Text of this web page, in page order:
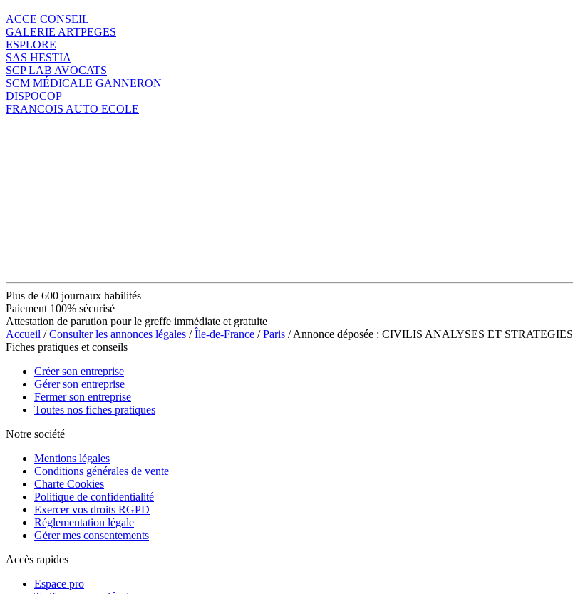
ACCE CONSEIL
GALERIE ARTPEGES
ESPLORE
SAS HESTIA
SCP LAB AVOCATS
SCM MÉDICALE GANNERON
DISPOCOP
FRANCOIS AUTO ECOLE
Plus de 600 journaux habilités
Paiement 100% sécurisé
Attestation de parution pour le greffe immédiate et gratuite
Accueil /Consulter les annonces légales /Île-de-France /Paris / Annonce déposée : CIVILIS ANALYSES ET STRATEGIES
Fiches pratiques et conseils
Créer son entreprise
Gérer son entreprise
Fermer son entreprise
Toutes nos fiches pratiques
Notre société
Mentions légales
Conditions générales de vente
Charte Cookies
Politique de confidentialité
Exercer vos droits RGPD
Réglementation légale
Gérer mes consentements
Accès rapides
Espace pro